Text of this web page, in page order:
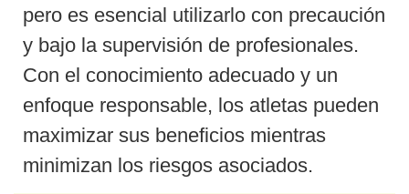
pero es esencial utilizarlo con precaución
y bajo la supervisión de profesionales.
Con el conocimiento adecuado y un
enfoque responsable, los atletas pueden
maximizar sus beneficios mientras
minimizan los riesgos asociados.